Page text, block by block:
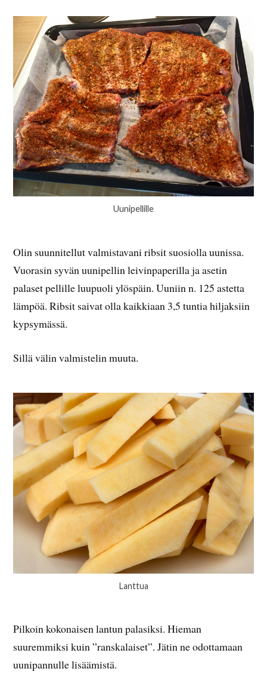
Uunipellille
Olin suunnitellut valmistavani ribsit suosiolla uunissa.
Vuorasin syvän uunipellin leivinpaperilla ja asetin
palaset pellille luupuoli ylöspäin. Uuniin n. 125 astetta
lämpöä. Ribsit saivat olla kaikkiaan 3,5 tuntia hiljaksiin
kypsymässä.
Sillä välin valmistelin muuta.
Lanttua
Pilkoin kokonaisen lantun palasiksi. Hieman
suuremmiksi kuin ”ranskalaiset”. Jätin ne odottamaan
uunipannulle lisäämistä.